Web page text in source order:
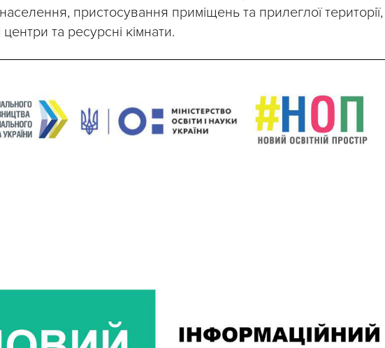
пристосування приміщень та прилеглої території,
та ресурсні кімнати.